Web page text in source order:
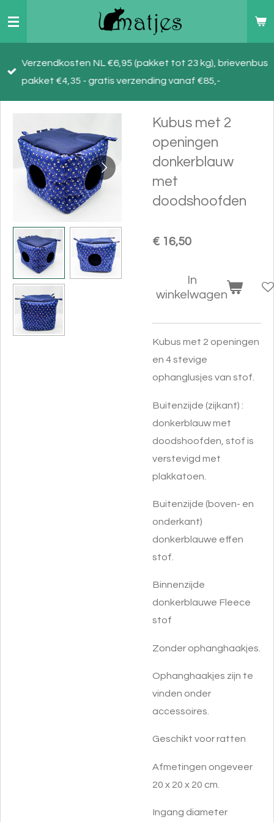
Ga
de
hoofdinhoud
Verzendkosten NL €6,95 (pakket tot 23 kg), brievenbus
pakket €4,35 - gratis verzending vanaf €85,-
Kubus met 2
openingen
donkerblauw
met
doodshoofden
€ 16,50
In
winkelwagen
Kubus met 2 openingen
en 4 stevige
ophanglusjes van stof.
Buitenzijde (zijkant) :
donkerblauw met
doodshoofden, stof is
verstevigd met
plakkatoen.
Buitenzijde (boven- en
onderkant)
donkerblauwe effen
stof.
Binnenzijde
donkerblauwe Fleece
stof
Zonder ophanghaakjes.
Ophanghaakjes zijn te
vinden onder
accessoires.
Geschikt voor ratten
Afmetingen ongeveer
20 x 20 x 20 cm.
Ingang diameter